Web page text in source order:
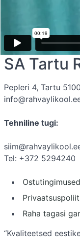
SA Tartu
Pepleri 4, Tartu
Tehniline tugi:
Tel: +372 5294240
Ostutingimused
Raha tagasi
“Kvaliteetsed